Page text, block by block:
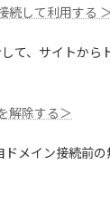
続して利用する
て、サイトから
解除する＞
メイン接続前の